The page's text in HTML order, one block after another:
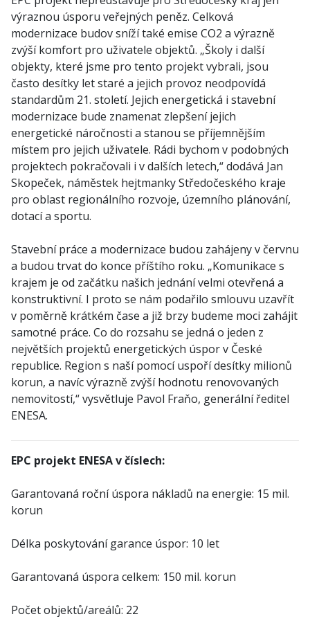
výraznou úsporu veřejných peněz. Celková
modernizace budov sníží také emise CO2 a výrazně
zvýší komfort pro uživatele objektů. „Školy i další
objekty, které jsme pro tento projekt vybrali, jsou
často desítky let staré a jejich provoz neodpovídá
standardům 21. století. Jejich energetická i stavební
modernizace bude znamenat zlepšení jejich
energetické náročnosti a stanou se příjemnějším
místem pro jejich uživatele. Rádi bychom v podobných
projektech pokračovali i v dalších letech,“ dodává Jan
Skopeček, náměstek hejtmanky Středočeského kraje
pro oblast regionálního rozvoje, územního plánování,
dotací a sportu.
Stavební práce a modernizace budou zahájeny v červnu
a budou trvat do konce příštího roku. „Komunikace s
krajem je od začátku našich jednání velmi otevřená a
konstruktivní. I proto se nám podařilo smlouvu uzavřít
v poměrně krátkém čase a již brzy budeme moci zahájit
samotné práce. Co do rozsahu se jedná o jeden z
největších projektů energetických úspor v České
republice. Region s naší pomocí uspoří desítky milionů
korun, a navíc výrazně zvýší hodnotu renovovaných
nemovitostí,“ vysvětluje Pavol Fraňo, generální ředitel
ENESA.
EPC projekt ENESA v číslech:
Garantovaná roční úspora nákladů na energie: 15 mil.
korun
Délka poskytování garance úspor: 10 let
Garantovaná úspora celkem: 150 mil. korun
Počet objektů/areálů: 22